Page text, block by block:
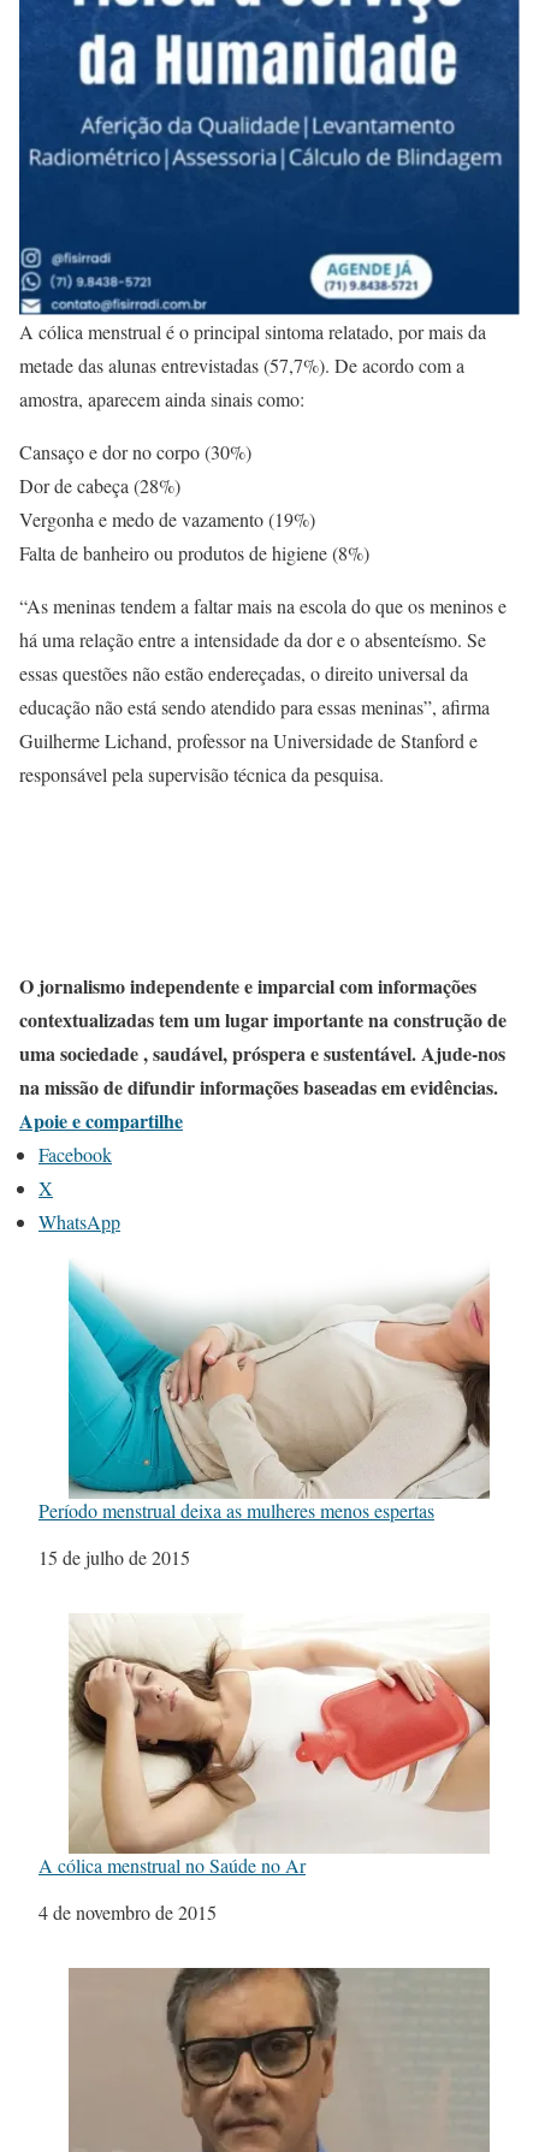
A cólica menstrual é o principal sintoma relatado, por mais da
metade das alunas entrevistadas (57,7%). De acordo com a
amostra, aparecem ainda sinais como:
Cansaço e dor no corpo (30%)
Dor de cabeça (28%)
Vergonha e medo de vazamento (19%)
Falta de banheiro ou produtos de higiene (8%)
“As meninas tendem a faltar mais na escola do que os meninos e
há uma relação entre a intensidade da dor e o absenteísmo. Se
essas questões não estão endereçadas, o direito universal da
educação não está sendo atendido para essas meninas”, afirma
Guilherme Lichand, professor na Universidade de Stanford e
responsável pela supervisão técnica da pesquisa.
O jornalismo independente e imparcial com informações
contextualizadas tem um lugar importante na construção de
uma sociedade , saudável, próspera e sustentável. Ajude-nos
na missão de difundir informações baseadas em evidências.
Apoie e compartilhe
Facebook
X
WhatsApp
Período menstrual deixa as mulheres menos espertas
Data
15 de julho de 2015
A cólica menstrual no Saúde no Ar
Data
4 de novembro de 2015